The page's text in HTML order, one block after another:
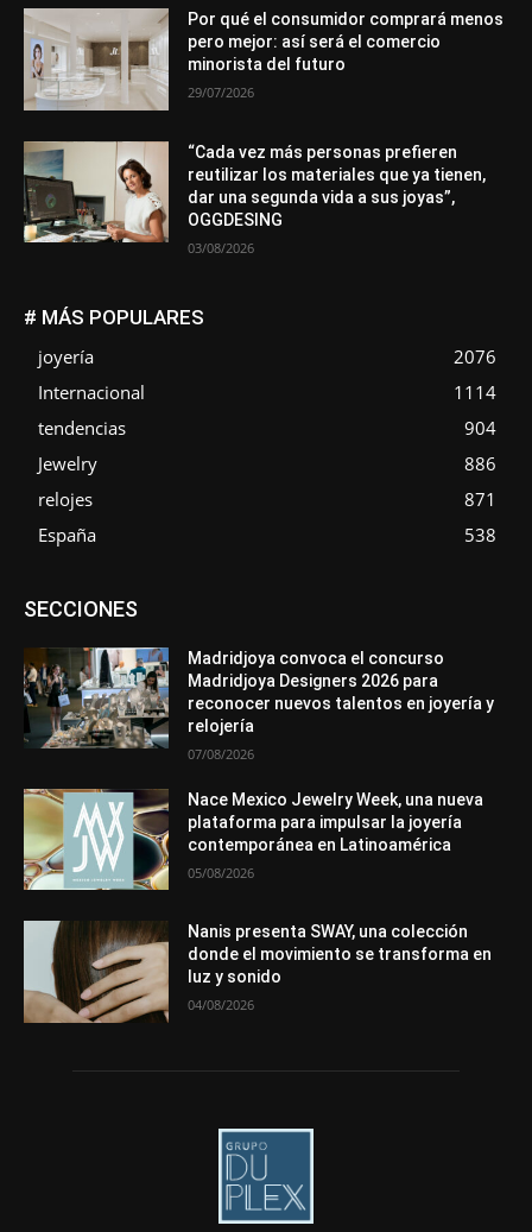
Por qué el consumidor comprará menos
pero mejor: así será el comercio
minorista del futuro
29/07/2026
“Cada vez más personas prefieren
reutilizar los materiales que ya tienen,
dar una segunda vida a sus joyas”,
OGGDESING
03/08/2026
# MÁS POPULARES
joyería
2076
Internacional
1114
tendencias
904
Jewelry
886
relojes
871
España
538
SECCIONESAsociaciones
Entrevistas
Mundo Técnico
Novedades Opiniones
Perspectiva
Premios
Secciones Sin categoría
Más
Madridjoya convoca el concurso
Madridjoya Designers 2026 para
reconocer nuevos talentos en joyería y
relojería
07/08/2026
Nace Mexico Jewelry Week, una nueva
plataforma para impulsar la joyería
contemporánea en Latinoamérica
05/08/2026
Nanis presenta SWAY, una colección
donde el movimiento se transforma en
luz y sonido
04/08/2026